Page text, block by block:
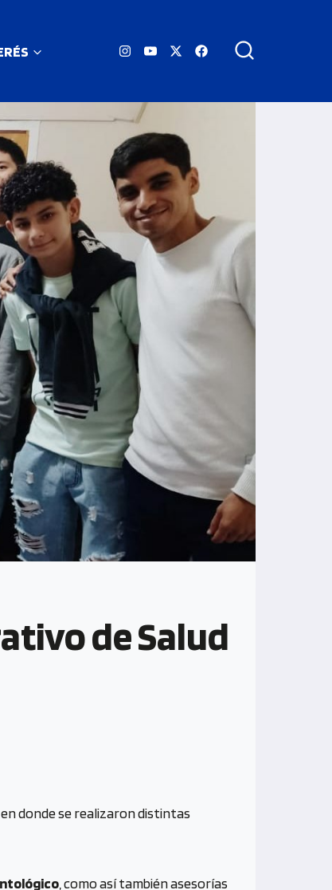
de Salud
, en donde se realizaron distintas
, como así también asesorías